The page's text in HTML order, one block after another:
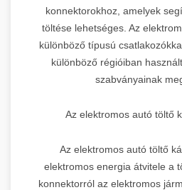
konnektorokhoz, amelyek
töltése lehetséges. Az
különböző típusú
különböző régióiban
szabványainak
Az elektromos autó töltő
Az elektromos autó töltő
elektromos energia átvitele a
konnektorról az elektromos